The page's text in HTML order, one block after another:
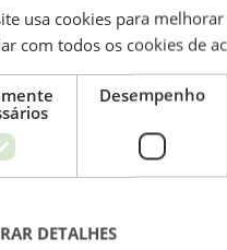
Tendo em
atrasado
nível de
que em
serviço
dia 1, e fui
usa cookies para
com todos os cookies de
Desempenho
DETALHES